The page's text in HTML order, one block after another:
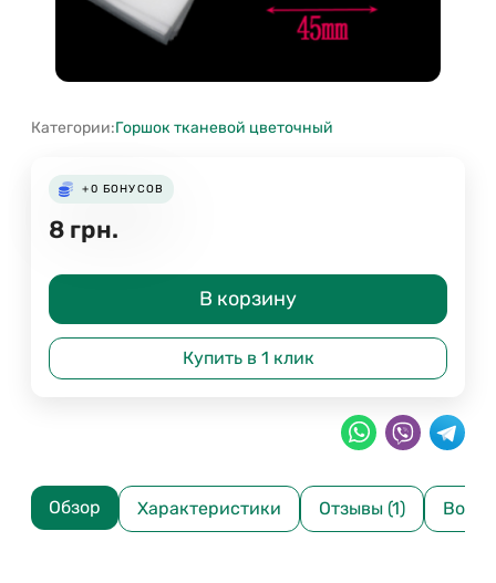
Категории:Горшок тканевой цветочный
+0 БОНУСОВ
8 грн.
В корзину
Купить в 1 клик
Обзор Характеристики Отзывы (1)